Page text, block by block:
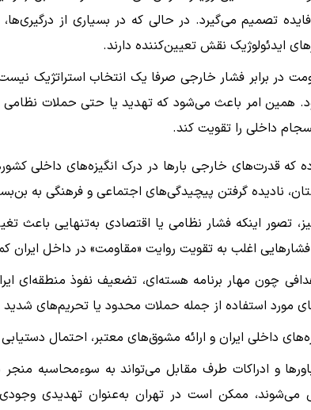
تصمیم می‌گیرد. در حالی که در بسیاری از درگیری‌ها،
ایدئولوژیک نقش تعیین‌کننده دارند.
در برابر فشار خارجی صرفا یک انتخاب استراتژیک
امر باعث می‌شود که تهدید یا حتی حملات نظامی
داخلی را تقویت کند.
که قدرت‌های خارجی بارها در درک انگیزه‌های داخلی
نادیده گرفتن پیچیدگی‌های اجتماعی و فرهنگی به
تصور اینکه فشار نظامی یا اقتصادی به‌تنهایی باعث
اغلب به تقویت روایت «مقاومت» در داخل ایران
چون مهار برنامه هسته‌ای، تضعیف نفوذ منطقه‌ای
مورد استفاده از جمله حملات محدود یا تحریم‌های شدید
داخلی ایران و ارائه مشوق‌های معتبر، احتمال
و ادراکات طرف مقابل می‌تواند به سوءمحاسبه منجر
می‌شوند، ممکن است در تهران به‌عنوان تهدیدی